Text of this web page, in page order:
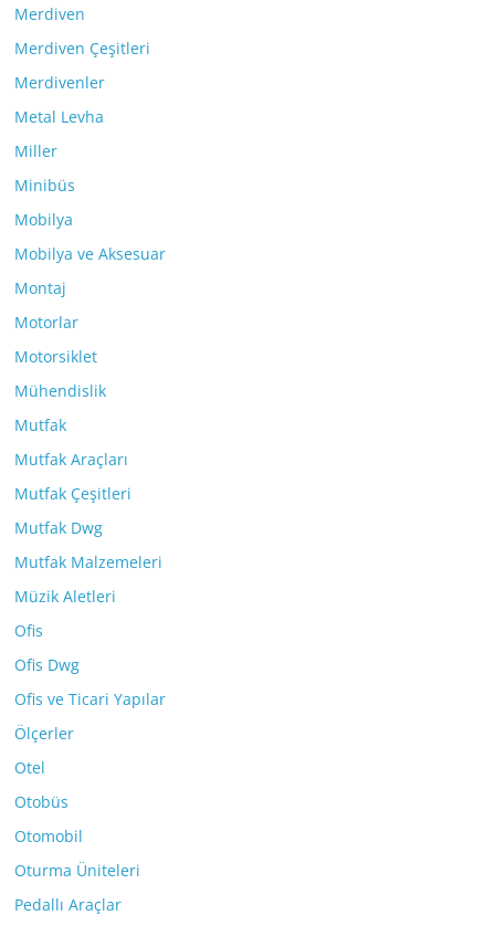
Merdiven
Merdiven Çeşitleri
Merdivenler
Metal Levha
Miller
Minibüs
Mobilya
Mobilya ve Aksesuar
Montaj
Motorlar
Motorsiklet
Mühendislik
Mutfak
Mutfak Araçları
Mutfak Çeşitleri
Mutfak Dwg
Mutfak Malzemeleri
Müzik Aletleri
Ofis
Ofis Dwg
Ofis ve Ticari Yapılar
Ölçerler
Otel
Otobüs
Otomobil
Oturma Üniteleri
Pedallı Araçlar